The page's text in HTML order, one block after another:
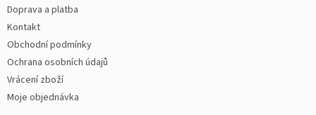
Doprava a platba
Kontakt
Obchodní podmínky
Ochrana osobních údajů
Vrácení zboží
Moje objednávka